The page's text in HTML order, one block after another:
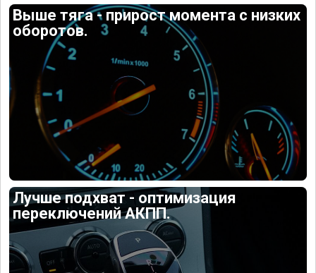
Выше тяга - прирост момента с низких
оборотов.
Лучше подхват - оптимизация
переключений АКПП.